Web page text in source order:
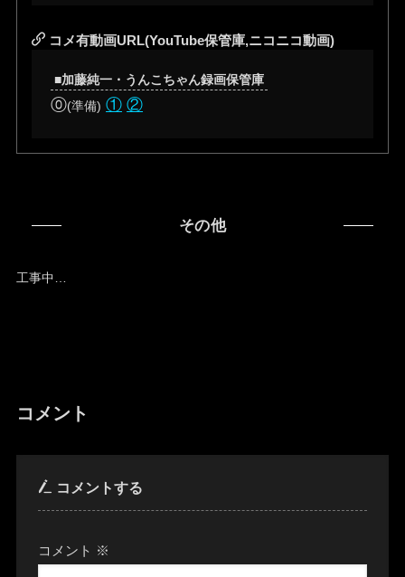
コメ有動画URL(YouTube保管庫,ニコニコ動画)
■加藤純一・うんこちゃん録画保管庫
⓪(準備) ① ②
その他
工事中…
コメント
コメントする
コメント ※